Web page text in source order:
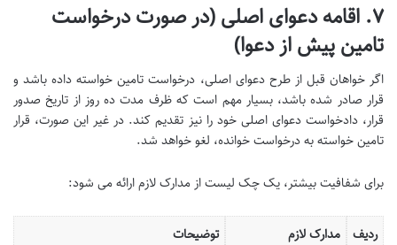
۷. اقامه دعوای اصلی (در صورت درخواست
تامین پیش از دعوا)
اگر خواهان قبل از طرح دعوای اصلی، درخواست تامین خواسته داده باشد و
قرار صادر شده باشد، بسیار مهم است که ظرف مدت ده روز از تاریخ صدور
قرار، دادخواست دعوای اصلی خود را نیز تقدیم کند. در غیر این صورت، قرار
تامین خواسته به درخواست خوانده، لغو خواهد شد.
برای شفافیت بیشتر، یک چک لیست از مدارک لازم ارائه می شود:
ردیف مدارک لازم توضیحات